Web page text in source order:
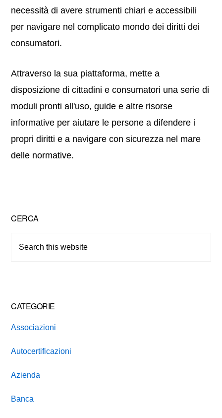
necessità di avere strumenti chiari e accessibili
per navigare nel complicato mondo dei diritti dei
consumatori.
Attraverso la sua piattaforma, mette a
disposizione di cittadini e consumatori una serie di
moduli pronti all'uso, guide e altre risorse
informative per aiutare le persone a difendere i
propri diritti e a navigare con sicurezza nel mare
delle normative.
Primary
Sidebar
CERCA
CATEGORIE
Associazioni
Autocertificazioni
Azienda
Banca